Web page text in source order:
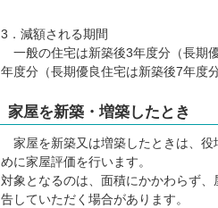
3．減額される期間
一般の住宅は新築後3年度分（長期
年度分（長期優良住宅は新築後7年度
家屋を新築・増築したとき
家屋を新築又は増築したときは、役
めに家屋評価を行います。
対象となるのは、面積にかかわらず
告していただく場合があります。